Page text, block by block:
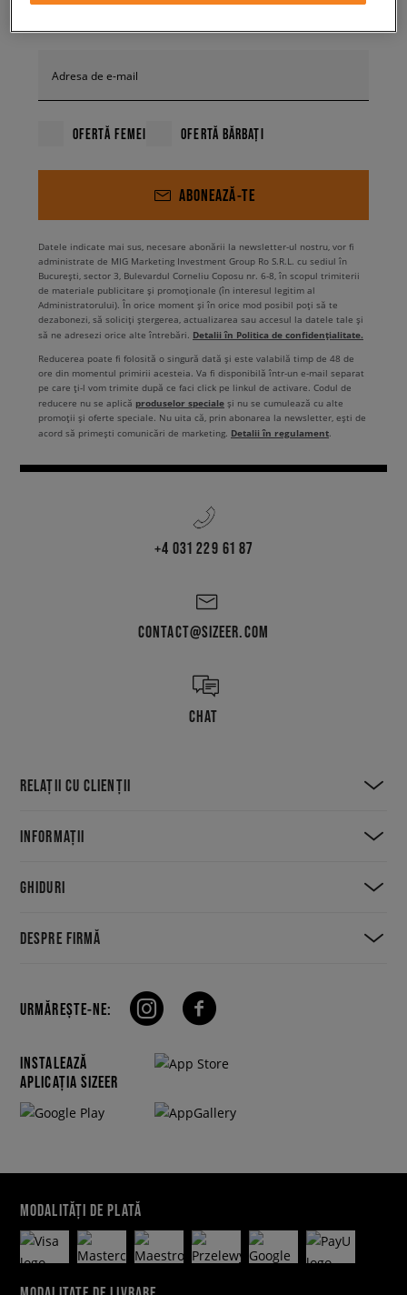
Adresa de e-mail
OFERTĂ FEMEI OFERTĂ BĂRBAȚI
ABONEAZĂ-TE
Datele indicate mai sus, necesare abonării la newsletter-ul nostru, vor fi
administrate de MIG Marketing Investment Group Ro S.R.L. cu sediul în
București, sector 3, Bulevardul Corneliu Coposu nr. 6-8, în scopul trimiterii
de materiale publicitare și promoționale (în interesul legitim al
Administratorului). În orice moment și în orice mod posibil poți să te
dezabonezi, să soliciți ștergerea, actualizarea sau accesul la datele tale și
să ne adresezi orice alte întrebări. Detalii în Politica de confidențialitate.
Reducerea poate fi folosită o singură dată și este valabilă timp de 48 de
ore din momentul primirii acesteia. Va fi disponibilă într-un e-mail separat
pe care ți-l vom trimite după ce faci click pe linkul de activare. Codul de
reducere nu se aplică produselor speciale și nu se cumulează cu alte
promoții și oferte speciale. Nu uita că, prin abonarea la newsletter, ești de
acord să primești comunicări de marketing. Detalii în regulament.
+4 031 229 61 87
CONTACT@SIZEER.COM
CHAT
RELAȚII CU CLIENȚII
INFORMAȚII
GHIDURI
DESPRE FIRMĂ
URMĂREȘTE-NE:
INSTALEAZĂ
APLICAȚIA SIZEER
MODALITĂȚI DE PLATĂ